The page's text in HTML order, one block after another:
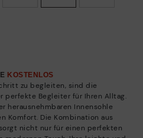
KOSTENLOS
zu begleiten, sind die
perfekte Begleiter für Ihren Alltag.
herausnehmbaren Innensohle
Komfort. Die Kombination aus
nicht nur für einen perfekten